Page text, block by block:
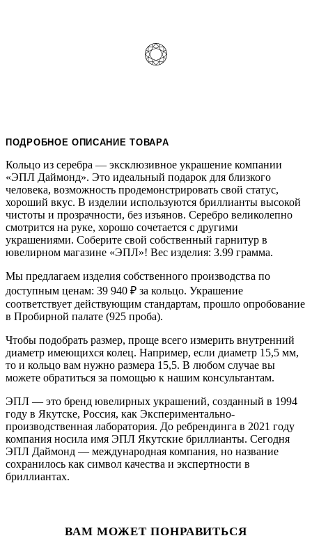
ПОДРОБНОЕ ОПИСАНИЕ ТОВАРА
Кольцо из серебра — эксклюзивное украшение компании
«ЭПЛ Даймонд». Это идеальный подарок для близкого
человека, возможность продемонстрировать свой статус,
хороший вкус. В изделии используются бриллианты высокой
чистоты и прозрачности, без изъянов. Серебро великолепно
смотрится на руке, хорошо сочетается с другими
украшениями. Соберите свой собственный гарнитур в
ювелирном магазине «ЭПЛ»! Вес изделия: 3.99 грамма.
Мы предлагаем изделия собственного производства по
доступным ценам: 39 940 ₽ за кольцо. Украшение
соответствует действующим стандартам, прошло опробование
в Пробирной палате (925 проба).
Чтобы подобрать размер, проще всего измерить внутренний
диаметр имеющихся колец. Например, если диаметр 15,5 мм,
то и кольцо вам нужно размера 15,5. В любом случае вы
можете обратиться за помощью к нашим консультантам.
ЭПЛ — это бренд ювелирных украшений, созданный в 1994
году в Якутске, Россия, как Экспериментально-
производственная лаборатория. До ребрендинга в 2021 году
компания носила имя ЭПЛ Якутские бриллианты. Сегодня
ЭПЛ Даймонд — международная компания, но название
сохранилось как символ качества и экспертности в
бриллиантах.
ВАМ МОЖЕТ ПОНРАВИТЬСЯ